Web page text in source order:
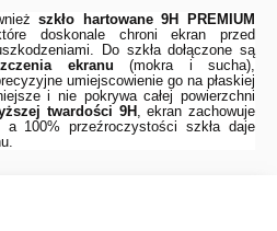
szkło hartowane 9H
PREMIUM
doskonale chroni ekran przed
Do szkła dołączone są
ekranu (mokra i sucha),
umiejscowienie go na płaskiej
i nie pokrywa całej powierzchni
twardości 9H , ekran zachowuje
a 100% przeźroczystości szkła daje